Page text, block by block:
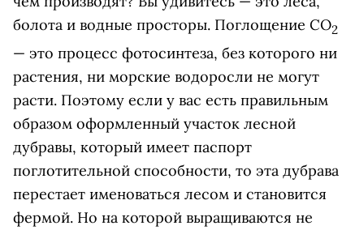
болота и водные просторы. Поглощение СО2
— это процесс фотосинтеза, без которого ни
растения, ни морские водоросли не могут
расти. Поэтому если у вас есть правильным
образом оформленный участок лесной
дубравы, который имеет паспорт
поглотительной способности, то эта дубрава
перестает именоваться лесом и становится
фермой. Но на которой выращиваются не